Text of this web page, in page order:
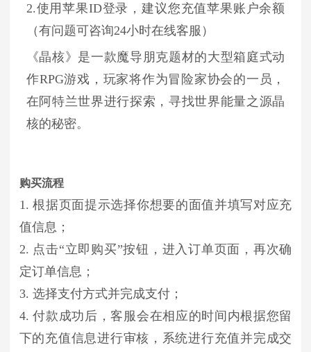
2.使用苹果ID登录，建议您充值苹果账户余额
（有问题可咨询24小时在线客服）
《晶核》是一款魔导朋克题材的大型箱庭式动
作RPG游戏，玩家将作为冒险家协会的一员，
在阿特兰世界进行探索，寻找世界能量之源晶
核的秘密。
购买流程
1. 根据页面提示选择你想要的面值并填写对应充
值信息；
2. 点击“立即购买”按钮，进入订单页面，再次确
定订单信息；
3. 选择支付方式并完成支付；
4. 付款成功后，客服会在相应的时间内根据您留
下的充值信息进行审核，系统进行充值并完成交